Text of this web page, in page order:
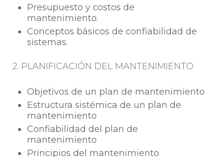
Presupuesto y costos de
mantenimiento.
Conceptos básicos de confiabilidad de
sistemas.
2. PLANIFICACIÓN DEL MANTENIMIENTO
Objetivos de un plan de mantenimiento
Estructura sistémica de un plan de
mantenimiento
Confiabilidad del plan de
mantenimiento
Principios del mantenimiento